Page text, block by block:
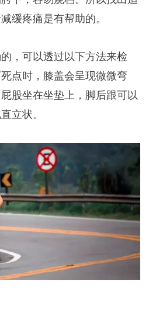
缓疼痛是有帮助的。
，可以透过以下方法来检
点时，膝盖会呈现微微弯
股坐在坐垫上，脚后跟可以
立状。